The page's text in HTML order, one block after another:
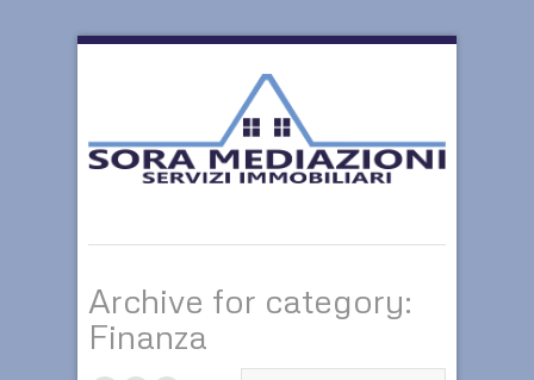
Archive for category:
Finanza